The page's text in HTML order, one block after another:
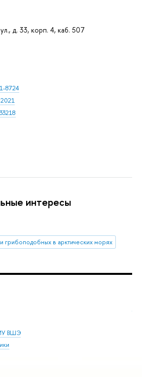
д. 33, корп. 4, каб. 507
8724
интересы
грибоподобных в арктических морях
ВШЭ